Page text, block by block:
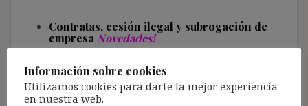
Contratas, cesión ilegal y subrogación de
empresa Novedades!
jurisprudencial sobre las contratas, cesión
ilegal y subrogación de empresa.
Información sobre cookies
Utilizamos cookies para darte la mejor experiencia
en nuestra web.